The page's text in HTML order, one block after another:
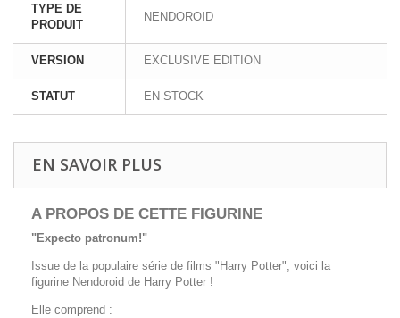
TYPE DE
PRODUIT
NENDOROID
VERSION EXCLUSIVE EDITION
STATUT EN STOCK
EN SAVOIR PLUS
A PROPOS DE CETTE FIGURINE
"Expecto patronum!"
Issue de la populaire série de films "Harry Potter", voici la
figurine Nendoroid de Harry Potter !
Elle comprend :